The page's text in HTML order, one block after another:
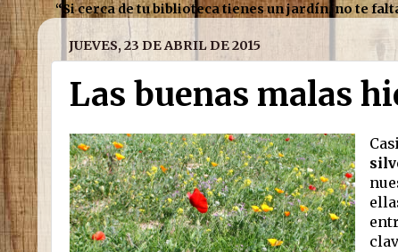
“Si cerca de tu biblioteca tienes un jardín, no te
JUEVES, 23 DE ABRIL DE 2015
Las buenas malas